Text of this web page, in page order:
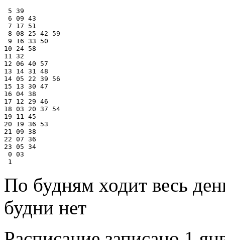
5 39
6 09 43
7 17 51
8 08 25 42 59
9 16 33 50
10 24 58
11 32
12 06 40 57
13 14 31 48
14 05 22 39 56
15 13 30 47
16 04 38
17 12 29 46
18 03 20 37 54
19 11 45
20 19 36 53
21 09 38
22 07 36
23 05 34
0 03
По будням ходит весь
будни нет